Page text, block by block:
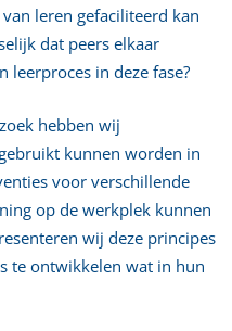
leren gefaciliteerd kan
dat peers elkaar
leerproces in deze fase?
hebben wij
kunnen worden in
voor verschillende
op de werkplek kunnen
wij deze principes
te ontwikkelen wat in hun